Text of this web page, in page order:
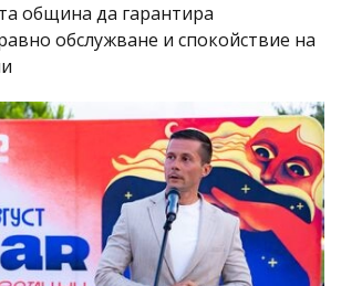
община да гарантира
обслужване и спокойствие на